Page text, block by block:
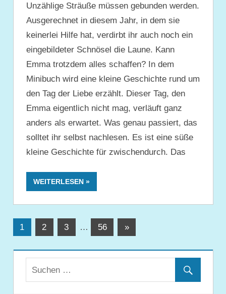
Unzählige Sträuße müssen gebunden werden.
Ausgerechnet in diesem Jahr, in dem sie
keinerlei Hilfe hat, verdirbt ihr auch noch ein
eingebildeter Schnösel die Laune. Kann
Emma trotzdem alles schaffen? In dem
Minibuch wird eine kleine Geschichte rund um
den Tag der Liebe erzählt. Dieser Tag, den
Emma eigentlich nicht mag, verläuft ganz
anders als erwartet. Was genau passiert, das
solltet ihr selbst nachlesen. Es ist eine süße
kleine Geschichte für zwischendurch. Das
WEITERLESEN
Seitennummerierung
der
Beiträge
1 2 3 … 56
Nächste
»